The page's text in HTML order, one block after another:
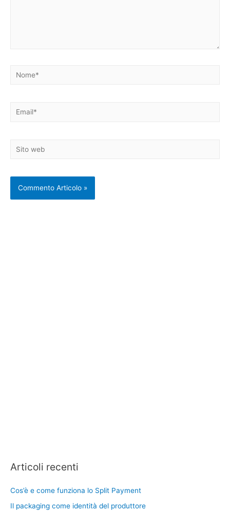
Nome*
Email*
Sito
Articoli recenti
Cos’è e come funziona lo Split Payment
Il packaging come identità del produttore